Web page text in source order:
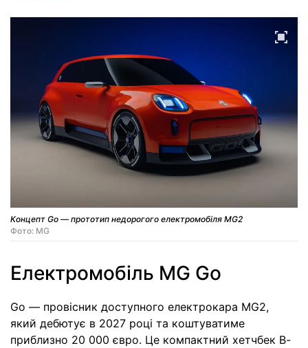
Концепт Go — прототип недорогого електромобіля MG2
Фото: MG
Електромобіль MG Go
Go — провісник доступного електрокара MG2,
який дебютує в 2027 році та коштуватиме
приблизно 20 000 євро. Це компактний хетчбек В-